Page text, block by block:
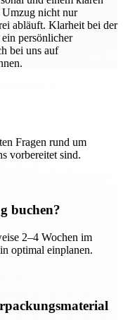
Umzug nicht nur
abläuft. Klarheit bei der
persönlicher
bei uns auf
Fragen rund um
vorbereitet sind.
buchen?
2–4 Wochen im
optimal einplanen.